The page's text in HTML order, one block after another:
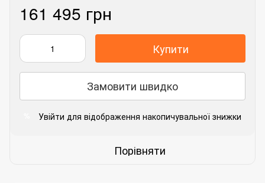
161 495 грн
Купити
Замовити швидко
Увійти для відображення накопичувальної знижки
Порівняти